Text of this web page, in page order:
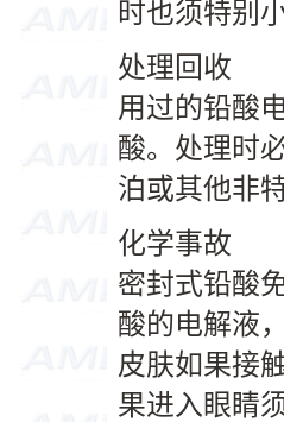
时也须特别
处理回收
用过的铅酸
酸。处理时
泊或其他非
化学事故
密封式铅酸
酸的电解液
皮肤如果接
果进入眼睛